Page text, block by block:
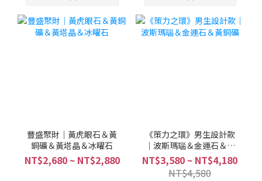
豐盛聚財｜黃虎眼石＆黃
銅礦＆黃塔晶＆冰曜石
NT$2,680 ~ NT$2,880
《策力之環》男生設計款
｜波斯瑪瑙＆金運石＆黃
銅礦
NT$3,580 ~ NT$4,180
NT$4,580